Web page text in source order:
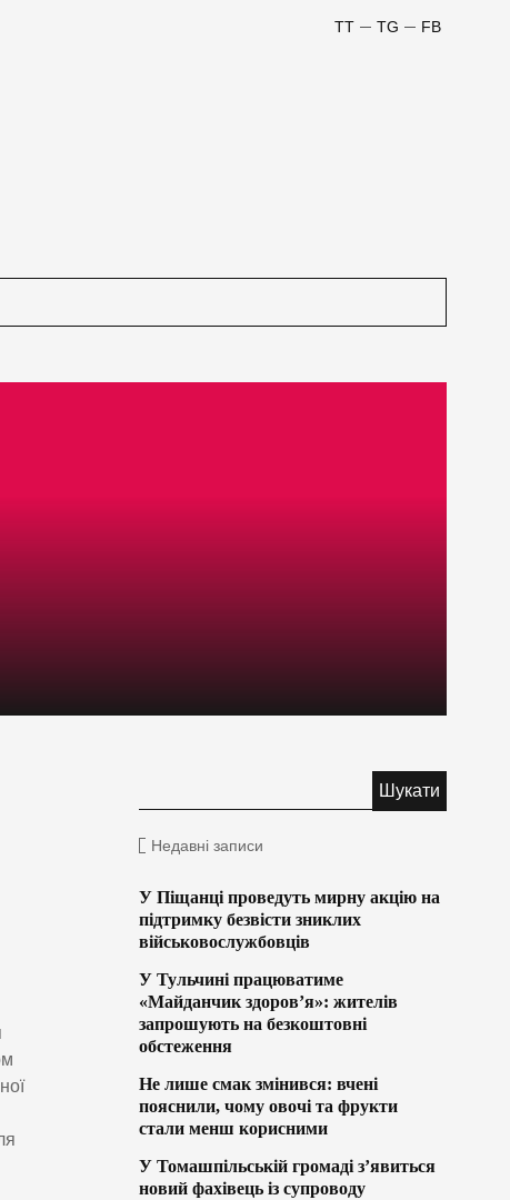
FB
TG
TT
Недавні записи
У Піщанці проведуть мирну акцію на
підтримку безвісти зниклих
військовослужбовців
У Тульчині працюватиме
«Майданчик здоров’я»: жителів
запрошують на безкоштовні
обстеження
Не лише смак змінився: вчені
пояснили, чому овочі та фрукти
стали менш корисними
У Томашпільській громаді з’явиться
новий фахівець із супроводу